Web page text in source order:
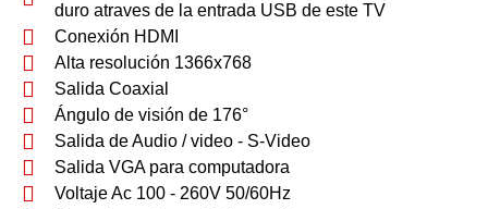
duro atraves de la entrada USB de este TV
Conexión HDMI
Alta resolución 1366x768
Salida Coaxial
Ángulo de visión de 176°
Salida de Audio / video - S-Video
Salida VGA para computadora
Voltaje Ac 100 - 260V 50/60Hz